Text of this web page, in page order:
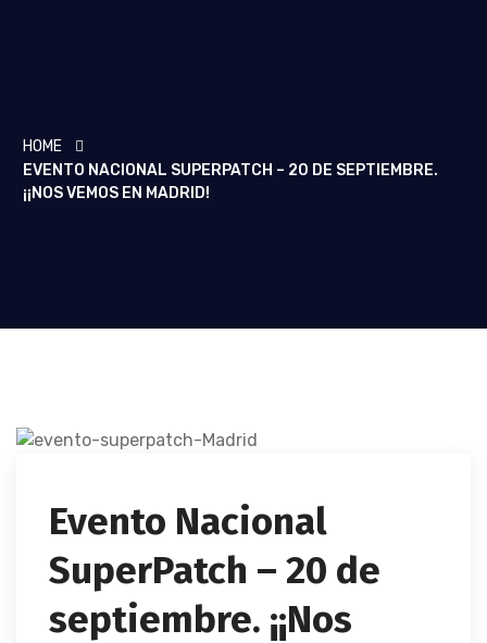
HOME
EVENTO NACIONAL SUPERPATCH – 20 DE SEPTIEMBRE.
¡¡NOS VEMOS EN MADRID!
Evento Nacional
SuperPatch – 20 de
septiembre. ¡¡Nos